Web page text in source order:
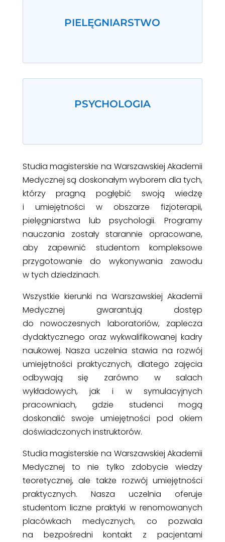
PIELĘGNIARSTWO
PSYCHOLOGIA
Studia magisterskie na Warszawskiej Akademii
Medycznej są doskonałym wyborem dla tych,
którzy pragną pogłębić swoją wiedzę
i umiejętności w obszarze fizjoterapii,
pielęgniarstwa lub psychologii. Programy
nauczania zostały starannie opracowane,
aby zapewnić studentom kompleksowe
przygotowanie do wykonywania zawodu
w tych dziedzinach.
Wszystkie kierunki na Warszawskiej Akademii
Medycznej gwarantują dostęp
do nowoczesnych laboratoriów, zaplecza
dydaktycznego oraz wykwalifikowanej kadry
naukowej. Nasza uczelnia stawia na rozwój
umiejętności praktycznych, dlatego zajęcia
odbywają się zarówno w salach
wykładowych, jak i w symulacyjnych
pracowniach, gdzie studenci mogą
doskonalić swoje umiejętności pod okiem
doświadczonych instruktorów.
Studia magisterskie na Warszawskiej Akademii
Medycznej to nie tylko zdobycie wiedzy
teoretycznej, ale także rozwój umiejętności
praktycznych. Nasza uczelnia oferuje
studentom liczne praktyki w renomowanych
placówkach medycznych, co pozwala
na bezpośredni kontakt z pacjentami